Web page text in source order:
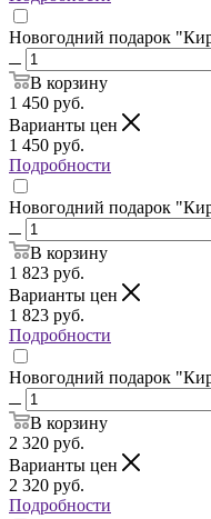
Новогодний подарок
В корзину
1 450 руб.
Варианты цен
1 450 руб.
Подробности
Новогодний подарок
В корзину
1 823 руб.
Варианты цен
1 823 руб.
Подробности
Новогодний подарок
В корзину
2 320 руб.
Варианты цен
2 320 руб.
Подробности